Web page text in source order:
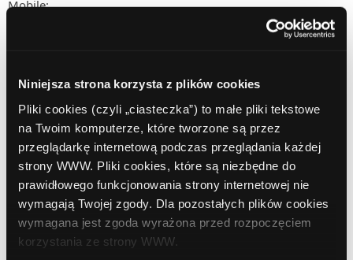
Niniejsza strona korzysta z plików cookies
Pliki cookies (czyli „ciasteczka”) to małe pliki tekstowe
na Twoim komputerze, które tworzone są przez
przeglądarkę internetową podczas przeglądania każdej
strony WWW. Pliki cookies, które są niezbędne do
prawidłowego funkcjonowania strony internetowej nie
wymagają Twojej zgody. Dla pozostałych plików cookies
wymagana jest zgoda wyrażona przed rozpoczęciem
korzystania ze strony WWW.
Mobile;
Samoodnawialne pakiety z miesięczną ważnością;
Nie masz jeszcze konta w ComperiaLead?
Nie czekaj, dokonajrejestracjijuż dziś!